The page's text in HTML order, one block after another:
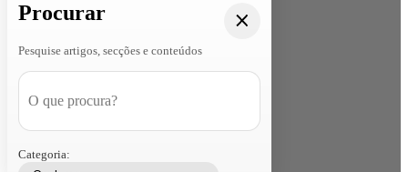
Procurar
Pesquise artigos, secções e conteúdos
Categoria: